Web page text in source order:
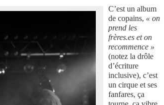
C’est un album
de copains, « on
prend les
frères.es et on
recommence »
(notez la drôle
d’écriture
inclusive), c’est
un cirque et ses
fanfares, ça